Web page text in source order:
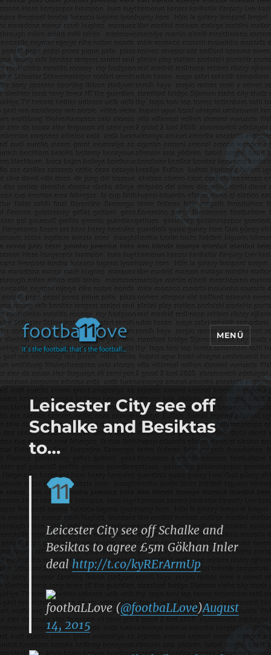
footbaLLove
MENÜ
Leicester City see off
Schalke and Besiktas
to…
Leicester City see off Schalke and
Besiktas to agree £5m Gökhan Inler
deal http://t.co/kyRErArmUp
footbaLLove (@footbaLLove)August
14, 2015